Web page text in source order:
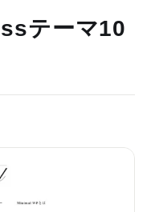
テーマ10